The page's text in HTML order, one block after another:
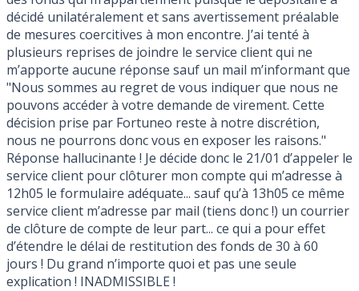
décidé unilatéralement et sans avertissement préalable
de mesures coercitives à mon encontre. J’ai tenté à
plusieurs reprises de joindre le service client qui ne
m’apporte aucune réponse sauf un mail m’informant que
"Nous sommes au regret de vous indiquer que nous ne
pouvons accéder à votre demande de virement. Cette
décision prise par Fortuneo reste à notre discrétion,
nous ne pourrons donc vous en exposer les raisons."
Réponse hallucinante ! Je décide donc le 21/01 d’appeler le
service client pour clôturer mon compte qui m’adresse à
12h05 le formulaire adéquate... sauf qu’à 13h05 ce même
service client m’adresse par mail (tiens donc !) un courrier
de clôture de compte de leur part... ce qui a pour effet
d’étendre le délai de restitution des fonds de 30 à 60
jours ! Du grand n’importe quoi et pas une seule
explication ! INADMISSIBLE !